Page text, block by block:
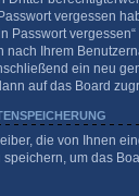
vergessen
Passwort
nach Ihrem
ein neu
auf das Board
die von Ihnen
um das